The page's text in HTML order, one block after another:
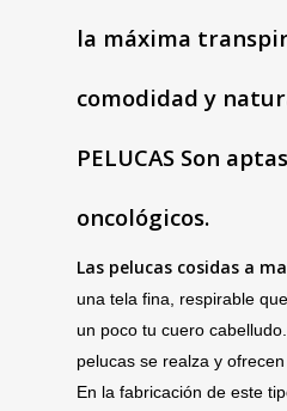
la máxima
comodidad y
PELUCAS Son
oncológicos.
Las pelucas cosidas a
una tela fina, respirable
un poco tu cuero
pelucas se realza y
En la fabricación de este